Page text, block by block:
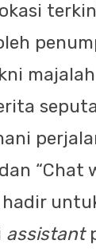
“Chat
assistant